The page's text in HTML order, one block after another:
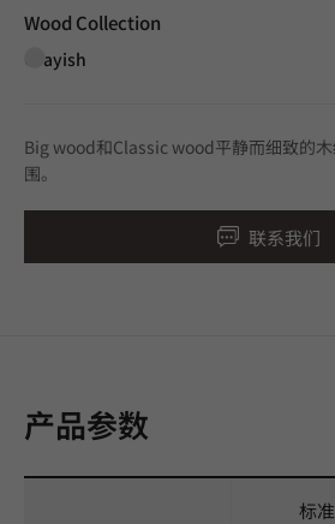
Wood Collection
Grayish
Big wood和Classic wood平静而细致的
围。
联系我们
产品参数
标